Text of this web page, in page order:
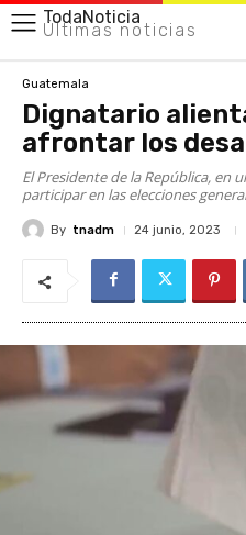
TodaNoticia
Últimas noticias
Guatemala
Dignatario
afrontar los
El Presidente de la República, en
participar en las elecciones
By tnadm 24 junio, 2023